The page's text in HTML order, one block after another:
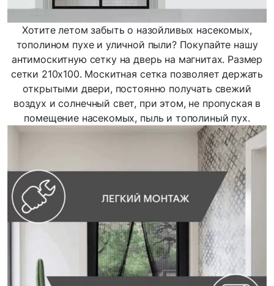
Хотите летом забыть о назойливых насекомых,
тополином пухе и уличной пыли? Покупайте нашу
антимоскитную сетку на дверь на магнитах. Размер
сетки 210х100. Москитная сетка позволяет держать
открытыми двери, постоянно получать свежий
воздух и солнечный свет, при этом, не пропуская в
помещение насекомых, пыль и тополиный пух.